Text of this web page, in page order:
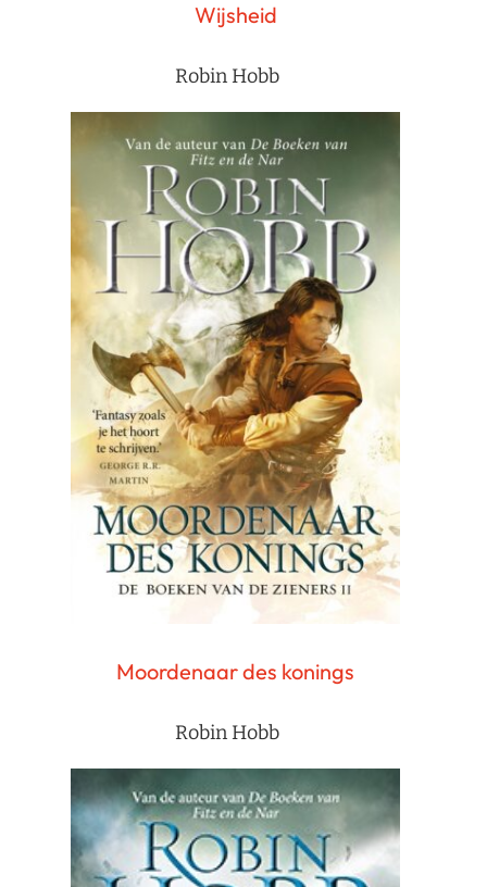
Wijsheid
Robin Hobb
Moordenaar des konings
Robin Hobb